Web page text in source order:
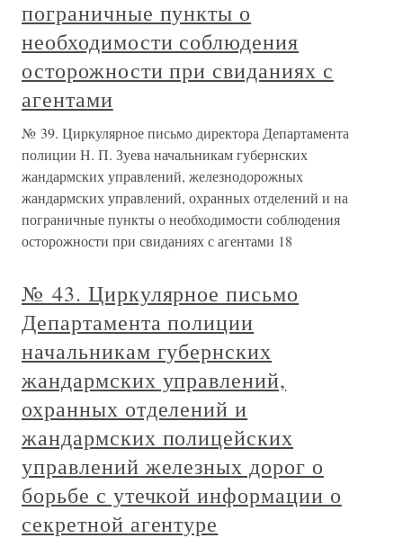
пограничные пункты о
необходимости соблюдения
осторожности при свиданиях с
агентами
№ 39. Циркулярное письмо директора Департамента
полиции Н. П. Зуева начальникам губернских
жандармских управлений, железнодорожных
жандармских управлений, охранных отделений и на
пограничные пункты о необходимости соблюдения
осторожности при свиданиях с агентами 18
№ 43. Циркулярное письмо
Департамента полиции
начальникам губернских
жандармских управлений,
охранных отделений и
жандармских полицейских
управлений железных дорог о
борьбе с утечкой информации о
секретной агентуре